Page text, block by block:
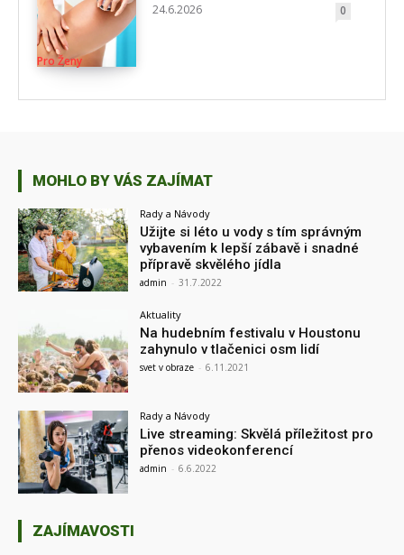
Pro Ženy
24.6.2026 0
MOHLO BY VÁS ZAJÍMAT
Rady a Návody
Užijte si léto u vody s tím správným
vybavením k lepší zábavě i snadné
přípravě skvělého jídla
admin - 31.7.2022
Aktuality
Na hudebním festivalu v Houstonu
zahynulo v tlačenici osm lidí
svet v obraze - 6.11.2021
Rady a Návody
Live streaming: Skvělá příležitost pro
přenos videokonferencí
admin - 6.6.2022
ZAJÍMAVOSTI